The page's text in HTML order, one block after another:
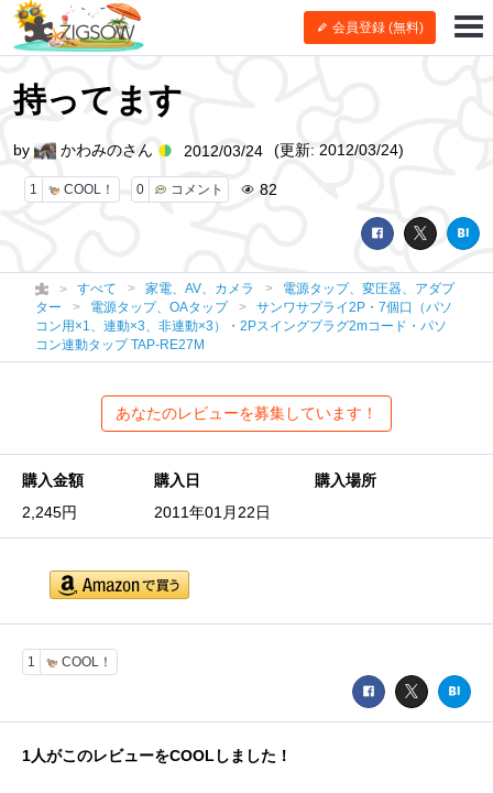
会員登録 (無料)
持ってます
1 COOL！ 0 コメント 82
by かわみのさん 2012/03/24 (更新: 2012/03/24)
すべて 家電、AV、カメラ
電源タップ、変圧器、アダプ
ター
電源タップ、OAタップ
サンワサプライ2P・7個口（パソ
コン用×1、連動×3、非連動×3）・2Pスイングプラグ2mコード・パソ
コン連動タップ TAP-RE27M
あなたのレビューを募集しています！
購入金額
2,245円
購入日
2011年01月22日
購入場所
1 COOL！
1人がこのレビューをCOOLしました！